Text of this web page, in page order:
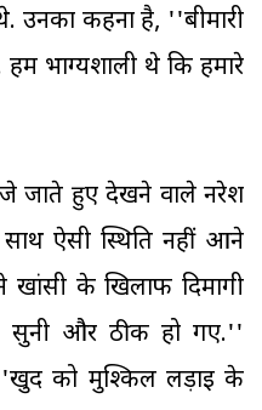
उनका कहना है, ''बीमारी
भाग्यशाली थे कि हमारे
जाते हुए देखने वाले नरेश
ऐसी स्थिति नहीं आने
के खिलाफ दिमागी
सुनी और ठीक हो गए.''
को मुश्किल लड़ाई के